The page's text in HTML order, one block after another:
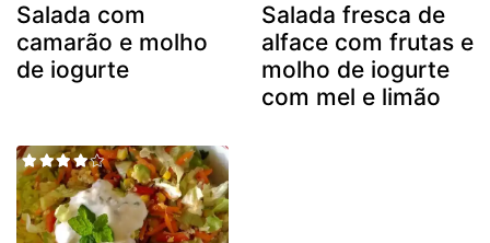
Salada com
camarão e molho
de iogurte
Salada fresca de
alface com frutas e
molho de iogurte
com mel e limão